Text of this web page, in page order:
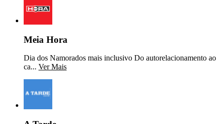
Meia Hora
Dia dos Namorados mais inclusivo Do autorelacionamento ao
ca... Ver Mais